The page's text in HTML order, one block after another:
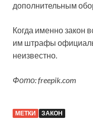
дополнительным
Когда именно закон
им штрафы
неизвестно.
Фото: freepik.com
МЕТКИ ЗАКОН